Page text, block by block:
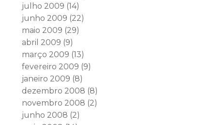
julho 2009 (14)
junho 2009 (22)
maio 2009 (29)
abril 2009 (9)
março 2009 (13)
fevereiro 2009 (9)
janeiro 2009 (8)
dezembro 2008 (8)
novembro 2008 (2)
junho 2008 (2)